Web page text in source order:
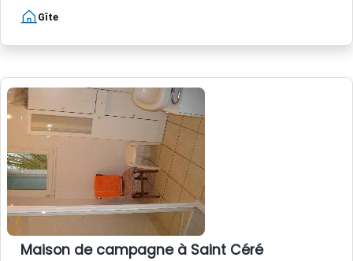
Gîte
Maison de campagne à Saint Céré